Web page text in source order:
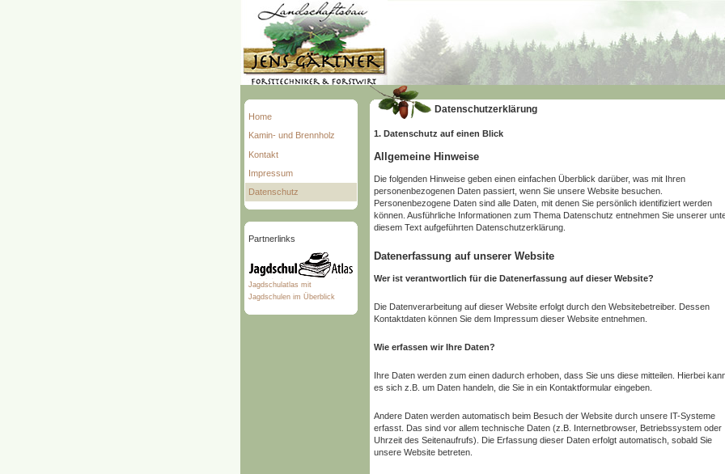
Home
Kamin- und Brennholz
Kontakt
Impressum
Datenschutz
Partnerlinks
Jagdschulatlas mit
Jagdschulen im Überblick
Datenschutzerklärung
1. Datenschutz auf einen Blick
Allgemeine Hinweise
Die folgenden Hinweise geben einen einfachen Überblick darüber, was mit Ihren
personenbezogenen Daten passiert, wenn Sie unsere Website besuchen.
Personenbezogene Daten sind alle Daten, mit denen Sie persönlich identifiziert werden
können. Ausführliche Informationen zum Thema Datenschutz entnehmen Sie unserer
diesem Text aufgeführten Datenschutzerklärung.
Datenerfassung auf unserer Website
Wer ist verantwortlich für die Datenerfassung auf dieser Website?
Die Datenverarbeitung auf dieser Website erfolgt durch den Websitebetreiber. Dessen
Kontaktdaten können Sie dem Impressum dieser Website entnehmen.
Wie erfassen wir Ihre Daten?
Ihre Daten werden zum einen dadurch erhoben, dass Sie uns diese mitteilen. Hierbei
es sich z.B. um Daten handeln, die Sie in ein Kontaktformular eingeben.
Andere Daten werden automatisch beim Besuch der Website durch unsere IT-Systeme
erfasst. Das sind vor allem technische Daten (z.B. Internetbrowser, Betriebssystem oder
Uhrzeit des Seitenaufrufs). Die Erfassung dieser Daten erfolgt automatisch, sobald Sie
unsere Website betreten.